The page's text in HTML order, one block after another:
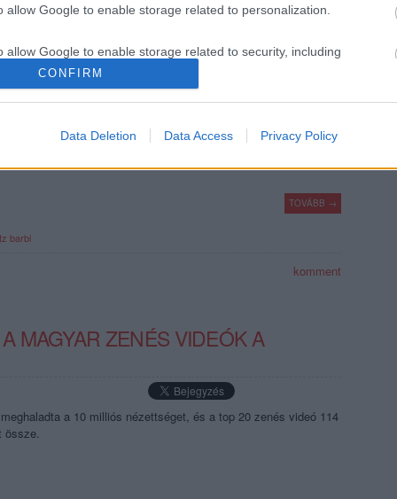
allow Google to enable storage related to personalization.
allow Google to enable storage related to security, including
functionality and fraud prevention, and other user protection.
CONFIRM
Data Deletion Data Access Privacy Policy
A STREET - A LEGJOBB MAGYAR
bevezetővel: igenis vannak kifinomult ízlésű, tinikorból kinőtt
értékelhető, sokmilliós nézettségű magyar YouTube-slágerek.
TOVÁBB →
barbi
komment
MAGYAR ZENÉS VIDEÓK A
a 10 milliós nézettséget, és a top 20 zenés videó 114
össze.